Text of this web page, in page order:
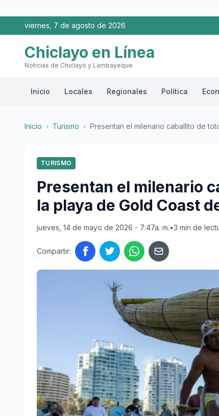
viernes, 7 de agosto de 2026
Chiclayo en Línea
Noticias de Chiclayo y Lambayeque
Inicio Locales Regionales Política
Inicio › Turismo › Presentan el milenario caballito de
TURISMO
Presentan el milenario
la playa de Gold Coast
jueves, 14 de mayo de 2026 - 7:47a. m.•3 min de
Compartir: